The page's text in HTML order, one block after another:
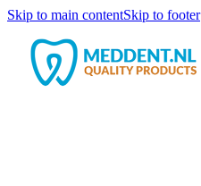
Skip to main contentSkip to footer